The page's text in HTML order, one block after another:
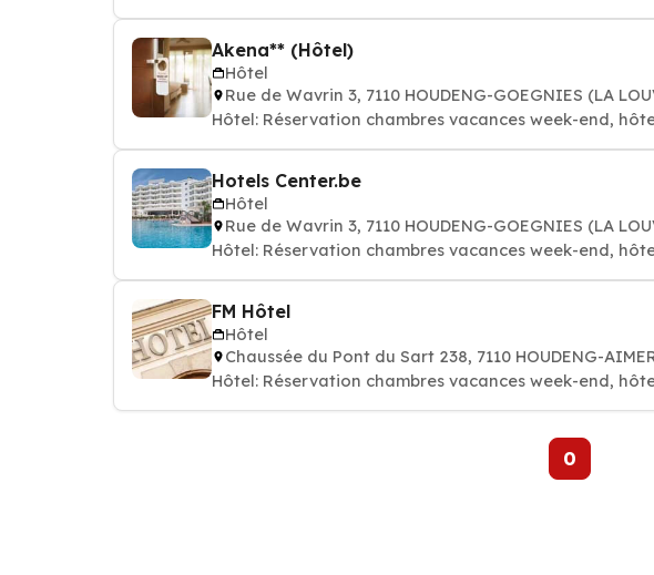
Akena** (Hôtel)
Hôtel
Rue de Wavrin 3, 7110 HOUDENG-GOEGNIES (LA
Hôtel: Réservation chambres vacances week-end,
Hotels Center.be
Hôtel
Rue de Wavrin 3, 7110 HOUDENG-GOEGNIES (LA
Hôtel: Réservation chambres vacances week-end,
FM Hôtel
Hôtel
Chaussée du Pont du Sart 238, 7110 HOUDENG-
Hôtel: Réservation chambres vacances week-end,
0